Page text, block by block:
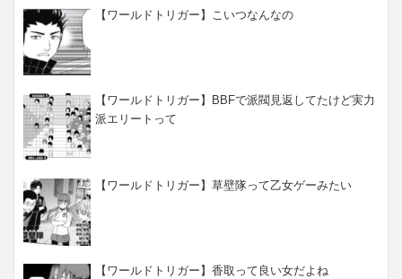
【ワールドトリガー】こいつなんなの
【ワールドトリガー】BBFで派閥見返してたけど実力
派エリートって
【ワールドトリガー】草壁隊って乙女ゲーみたい
【ワールドトリガー】香取って良い女だよね